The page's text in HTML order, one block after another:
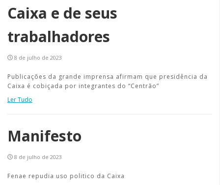
Caixa e de seus
trabalhadores
8 de julho de 2023
Publicações da grande imprensa afirmam que presidência da
Caixa é cobiçada por integrantes do “Centrão”
Ler Tudo
Manifesto
8 de julho de 2023
Fenae repudia uso politico da Caixa